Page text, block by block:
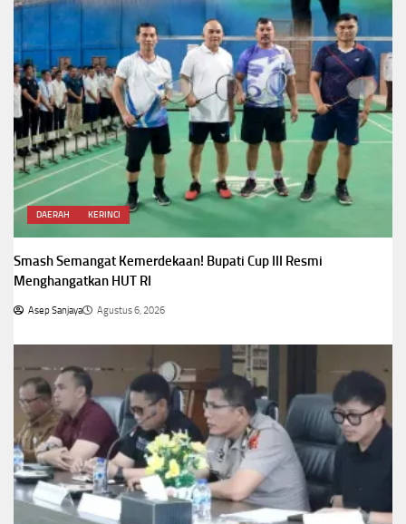
DAERAH KERINCI
Smash Semangat Kemerdekaan! Bupati Cup III Resmi
Menghangatkan HUT RI
Asep Sanjaya Agustus 6, 2026